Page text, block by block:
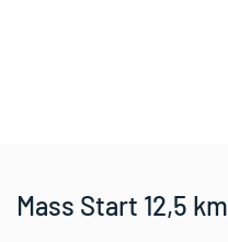
Mass Start 12,5 km